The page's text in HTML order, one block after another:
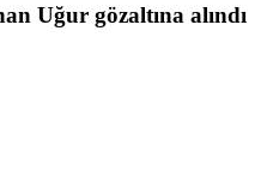
Uğur gözaltına alındı